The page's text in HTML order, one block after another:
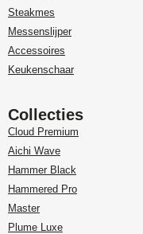
Steakmes
Messenslijper
Accessoires
Keukenschaar
Collecties
Cloud Premium
Aichi Wave
Hammer Black
Hammered Pro
Master
Plume Luxe